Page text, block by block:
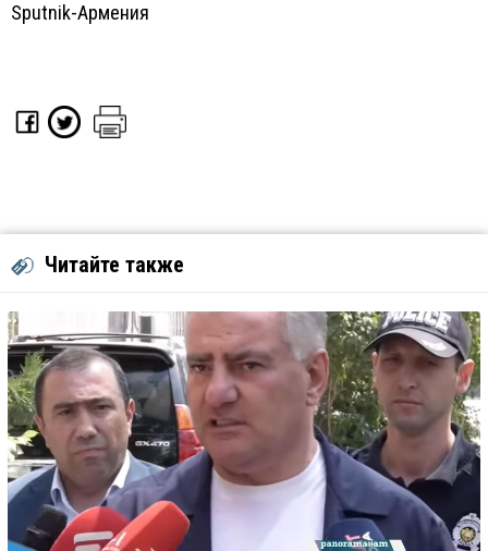
Sputnik-Армения
Читайте также